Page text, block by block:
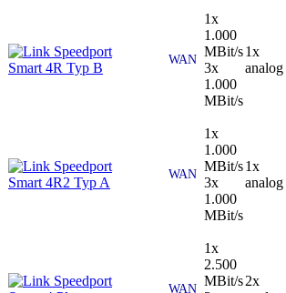
Speedport
Smart 4R Typ B
WAN
1x
1.000
MBit/s
3x
1.000
MBit/s
1x
analog
Speedport
Smart 4R2 Typ A
WAN
1x
1.000
MBit/s
3x
1.000
MBit/s
1x
analog
Speedport
WAN
1x
2.500
MBit/s2x